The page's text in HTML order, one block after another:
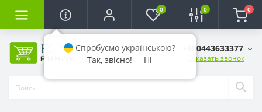
0 0 0
+380443633377
Заказать звонок
Спробуємо українською?
Так, звісно!
Ні